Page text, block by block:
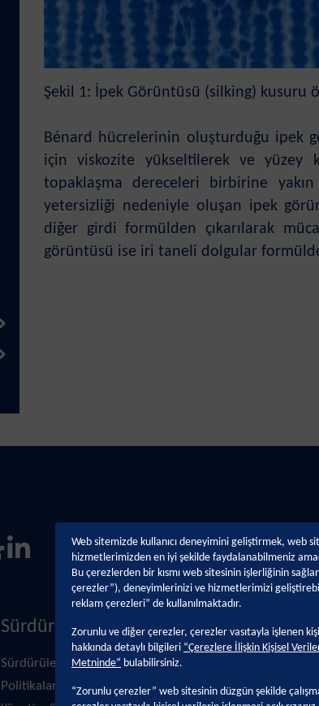
Şekil 1: İpek Görüntüsü (silking) kusuru
Bénard hücrelerinin oluşturduğu ipek
için viskozite yükseltilerek ve yüzey
topaklaşma dereceleri birbirine
yetersizliği nedeniyle oluşan ipek
diğer girdi formülden çıkarılarak
görüntüsü ise iri taneli dolgular
Sürdürülebilirlik
Sürdürülebilirlik Yaklaşımımız
Politikalar ve İlkeler
Teknik
Boya Uygulama
Web sitemizde kullanıcı deneyimini geliştirmek, web
hizmetlerimizden en iyi şekilde faydalanabilmeniz
Bu çerezlerden bir kısmı web sitesinin işlerliğinin
çerezler”), deneyimlerinizi ve hizmetlerimizi
reklam çerezleri” de kullanılmaktadır.
Zorunlu ve diğer çerezler, çerezler vasıtayla işlenen
hakkında detaylı bilgileri “Çerezlere İlişkin Kişisel
Metninde” bulabilirsiniz.
“Zorunlu çerezler” web sitesinin düzgün şekilde